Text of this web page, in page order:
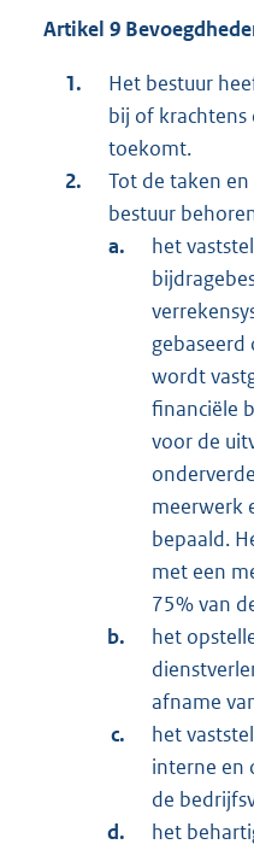
Artikel 9
Het bestuur
bij of krachtens
toekomt.
Tot de taken
bestuur
het
wordt
financiële
voor de
meerwerk
bepaald.
met een
75% van
het
afname
het
interne en
de
het